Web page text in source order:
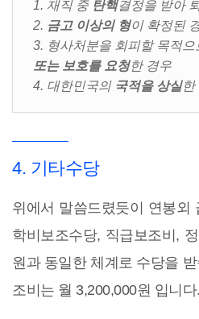
1. 재직 중탄핵결정을 받아
2. 금고 이상의 형이 확정된
3. 형사처분을 회피할 목적으
또는 보호를 요청한 경우
4. 대한민국의 국적을 상실한
4. 기타수당
위에서 말씀드렸듯이 연봉외
학비보조수당, 직급보조비,
원과 동일한 체계로 수당을
조비는 월 3,200,000원 입니다.